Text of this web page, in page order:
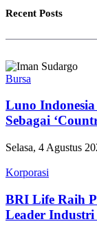
Recent Posts
Bursa
Luno
Sebagai
Selasa, 4 Agustus
Korporasi
BRI Life Raih
Leader Industri